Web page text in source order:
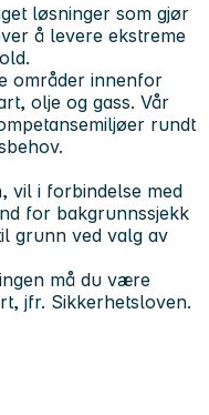
løsninger som gjør
å levere ekstreme
områder innenfor
olje og gass. Vår
rundt
vil i forbindelse med
for bakgrunnssjekk
grunn ved valg av
må du være
jfr. Sikkerhetsloven.